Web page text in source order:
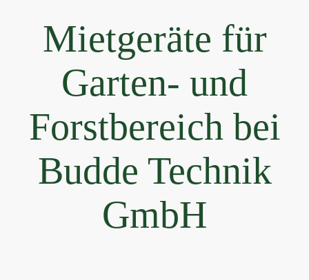
Mietgeräte für
Garten- und
Forstbereich bei
Budde Technik
GmbH